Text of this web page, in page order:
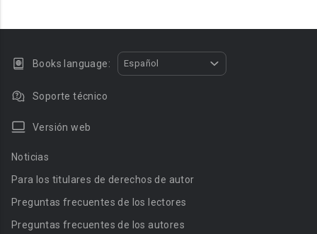
Books language: Español
Soporte técnico
Versión web
Noticias
Para los titulares de derechos de autor
Preguntas frecuentes de los lectores
Preguntas frecuentes de los autores